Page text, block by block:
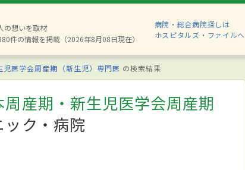
の想いを取材
件の情報を掲載（2026年8月08日現在）
病院・総合病院探しは
ホスピタルズ・ファイルへ
児医学会周産期（新生児）専門医 の検索結果
産期・新生児医学会周産期
ク・病院